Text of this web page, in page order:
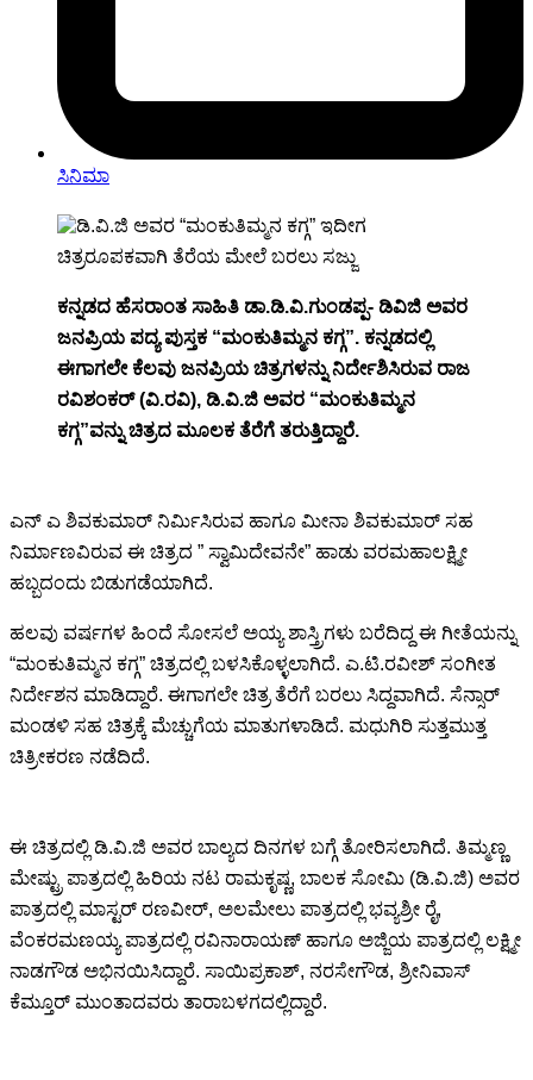
ಸಿನಿಮಾ
ಕನ್ನಡದ ಹೆಸರಾಂತ ಸಾಹಿತಿ ಡಾ.ಡಿ.ವಿ.ಗುಂಡಪ್ಪ- ಡಿವಿಜಿ ಅವರ
ಜನಪ್ರಿಯ ಪದ್ಯ ಪುಸ್ತಕ “ಮಂಕುತಿಮ್ಮನ ಕಗ್ಗ”. ಕನ್ನಡದಲ್ಲಿ
ಈಗಾಗಲೇ ಕೆಲವು ಜನಪ್ರಿಯ ಚಿತ್ರಗಳನ್ನು ನಿರ್ದೇಶಿಸಿರುವ ರಾಜ
ರವಿಶಂಕರ್ (ವಿ.ರವಿ), ಡಿ.ವಿ.ಜಿ ಅವರ “ಮಂಕುತಿಮ್ಮನ
ಕಗ್ಗ”ವನ್ನು ಚಿತ್ರದ ಮೂಲಕ ತೆರೆಗೆ ತರುತ್ತಿದ್ದಾರೆ.
ಎನ್ ಎ ಶಿವಕುಮಾರ್ ನಿರ್ಮಿಸಿರುವ ಹಾಗೂ ಮೀನಾ‌ ಶಿವಕುಮಾರ್ ಸಹ
ನಿರ್ಮಾಣವಿರುವ ಈ ಚಿತ್ರದ ” ಸ್ವಾಮಿದೇವನೇ” ಹಾಡು ವರಮಹಾಲಕ್ಷ್ಮೀ
ಹಬ್ಬದಂದು ಬಿಡುಗಡೆಯಾಗಿದೆ.
ಹಲವು ವರ್ಷಗಳ ಹಿಂದೆ ಸೋಸಲೆ ಅಯ್ಯ ಶಾಸ್ತ್ರಿಗಳು ಬರೆದಿದ್ದ ಈ ಗೀತೆಯನ್ನು‌
“ಮಂಕುತಿಮ್ಮನ ಕಗ್ಗ” ಚಿತ್ರದಲ್ಲಿ ಬಳಸಿಕೊಳ್ಳಲಾಗಿದೆ. ‌ಎ.ಟಿ.ರವೀಶ್ ಸಂಗೀತ
ನಿರ್ದೇಶನ ಮಾಡಿದ್ದಾರೆ. ಈಗಾಗಲೇ ಚಿತ್ರ ತೆರೆಗೆ ಬರಲು ಸಿದ್ದವಾಗಿದೆ. ಸೆನ್ಸಾರ್
ಮಂಡಳಿ ಸಹ ಚಿತ್ರಕ್ಕೆ ಮೆಚ್ಚುಗೆಯ ಮಾತುಗಳಾಡಿದೆ. ಮಧುಗಿರಿ ಸುತ್ತಮುತ್ತ
ಚಿತ್ರೀಕರಣ ನಡೆದಿದೆ.
ಈ ಚಿತ್ರದಲ್ಲಿ‌‌ ಡಿ.ವಿ.ಜಿ ಅವರ ಬಾಲ್ಯದ ದಿನಗಳ ಬಗ್ಗೆ ತೋರಿಸಲಾಗಿದೆ.‌ ತಿಮ್ಮಣ್ಣ
ಮೇಷ್ಟ್ರು ಪಾತ್ರದಲ್ಲಿ ಹಿರಿಯ ನಟ ರಾಮಕೃಷ್ಣ, ಬಾಲಕ ಸೋಮಿ (ಡಿ.ವಿ.ಜಿ) ಅವರ
ಪಾತ್ರದಲ್ಲಿ ಮಾಸ್ಟರ್ ರಣವೀರ್, ಅಲಮೇಲು ಪಾತ್ರದಲ್ಲಿ ಭವ್ಯಶ್ರೀ ರೈ,
ವೆಂಕರಮಣಯ್ಯ ಪಾತ್ರದಲ್ಲಿ ರವಿನಾರಾಯಣ್ ಹಾಗೂ ಅಜ್ಜಿಯ ಪಾತ್ರದಲ್ಲಿ ಲಕ್ಷ್ಮೀ
ನಾಡಗೌಡ ಅಭಿನಯಿಸಿದ್ದಾರೆ. ಸಾಯಿಪ್ರಕಾಶ್, ನರಸೇಗೌಡ, ಶ್ರೀನಿವಾಸ್
ಕೆಮ್ತೂರ್‌ ಮುಂತಾದವರು ತಾರಾಬಳಗದಲ್ಲಿದ್ದಾರೆ.